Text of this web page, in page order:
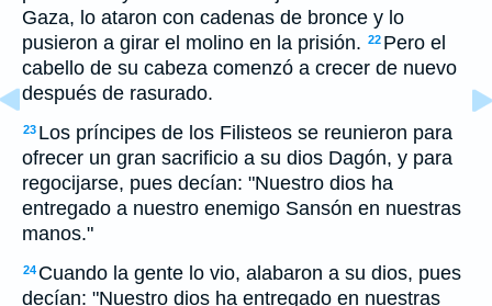
Gaza, lo ataron con cadenas de bronce y lo
pusieron a girar el molino en la prisión. 22 Pero el
cabello de su cabeza comenzó a crecer de nuevo
después de rasurado.
23 Los príncipes de los Filisteos se reunieron para
ofrecer un gran sacrificio a su dios Dagón, y para
regocijarse, pues decían: "Nuestro dios ha
entregado a nuestro enemigo Sansón en nuestras
manos."
24 Cuando la gente lo vio, alabaron a su dios, pues
decían: "Nuestro dios ha entregado en nuestras